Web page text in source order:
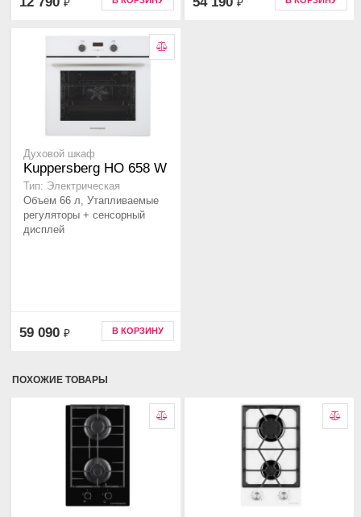
₽ ₽
Духовой шкаф
Kuppersberg HO 658 W
Тип: Электрическая
Объем 66 л, Утапливаемые
регуляторы + сенсорный
дисплей
59 090 ₽ В КОРЗИНУ
ПОХОЖИЕ ТОВАРЫ